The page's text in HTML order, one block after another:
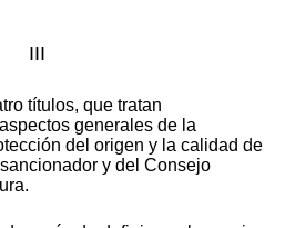
III
títulos, que tratan
generales de la
del origen y la calidad de
y del Consejo